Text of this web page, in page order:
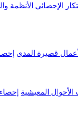
الإحصائي الأنظمة
قصيرة المدى
الأحوال المعيشية